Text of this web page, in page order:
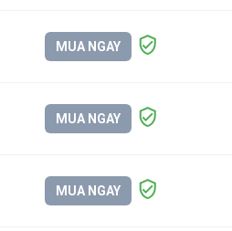
MUA NGAY
MUA NGAY
MUA NGAY